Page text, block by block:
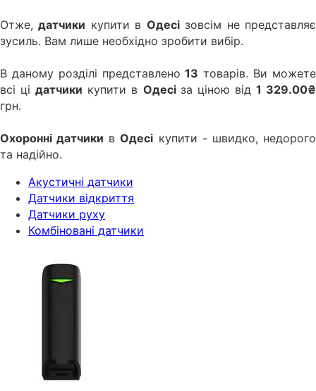
Отже,датчики купити в Одесізовсім не представляє
зусиль. Вам лише необхідно зробити вибір.
В даному розділі представлено13 товарів. Ви можете
всі цідатчики купити в Одесі за ціною від 1 329.00₴
грн.
Охоронні датчики вОдесі купити - швидко, недорого
та надійно.
Акустичні датчики
Датчики відкриття
Датчики руху
Комбіновані датчики